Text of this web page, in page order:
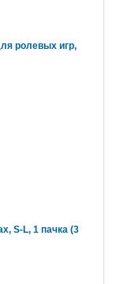
ролевых игр,
S-L, 1 пачка (3